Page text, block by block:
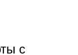
с